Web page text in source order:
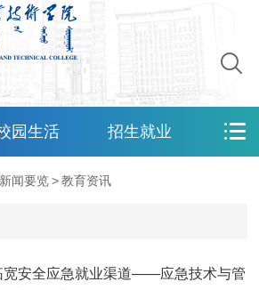
园生活 招生就业
新闻要览 > 教育资讯
宽安全应急就业渠道——应急技术与管